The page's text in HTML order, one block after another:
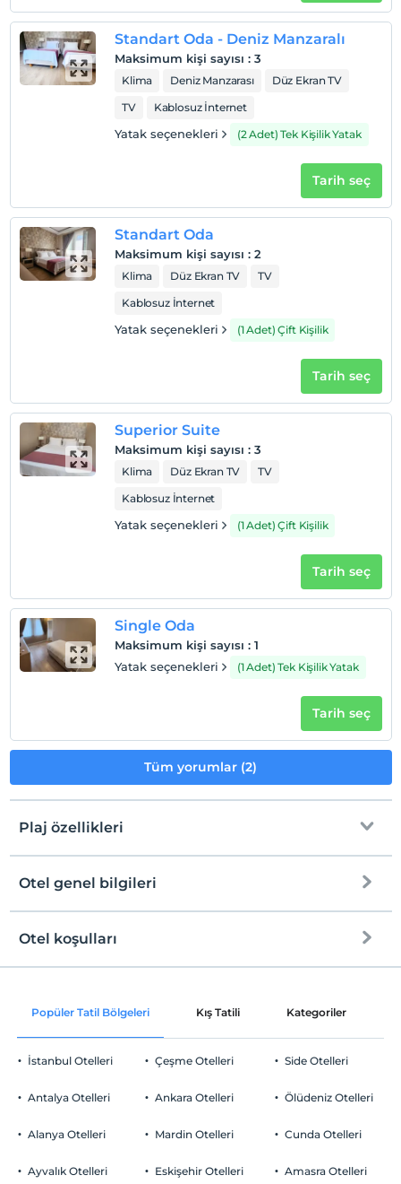
Standart Oda - Deniz Manzaralı
Maksimum kişi sayısı : 3
Klima Deniz Manzarası
Düz Ekran TV
TV
Kablosuz İnternet
Yatak seçenekleri (2 Adet) Tek Kişilik Yatak
Tarih seç
Standart Oda
Maksimum kişi sayısı : 2
Klima Düz Ekran TV
TV
Kablosuz İnternet
Yatak seçenekleri (1 Adet) Çift Kişilik
Tarih seç
Superior Suite
Maksimum kişi sayısı : 3
Klima Düz Ekran TV
TV
Kablosuz İnternet
Yatak seçenekleri (1 Adet) Çift Kişilik
Tarih seç
Single Oda
Maksimum kişi sayısı : 1
Yatak seçenekleri
(1 Adet) Tek Kişilik Yatak
Tarih seç
Tüm yorumlar (2)
Plaj özellikleri
Plaja 2 km mesafededir
Otel genel bilgileri
Ortak alanlar ve tüm odalar
Otopark
Ücretsiz Halka Açık Otopark
Otel koşulları
Check/in
Check/out
En geç saat 14:00 ve öncesi
Evcil Hayvan
2 yaşına kadar olan bebekler ücretsizdir.
Popüler Tatil Bölgeleri Kış Tatili Kategoriler
İstanbul Otelleri
Antalya Otelleri
Alanya Otelleri
Ayvalık Otelleri
Çeşme Otelleri
Ankara Otelleri
Mardin Otelleri
Eskişehir Otelleri
Side Otelleri
Ölüdeniz Otelleri
Cunda Otelleri
Amasra Otelleri